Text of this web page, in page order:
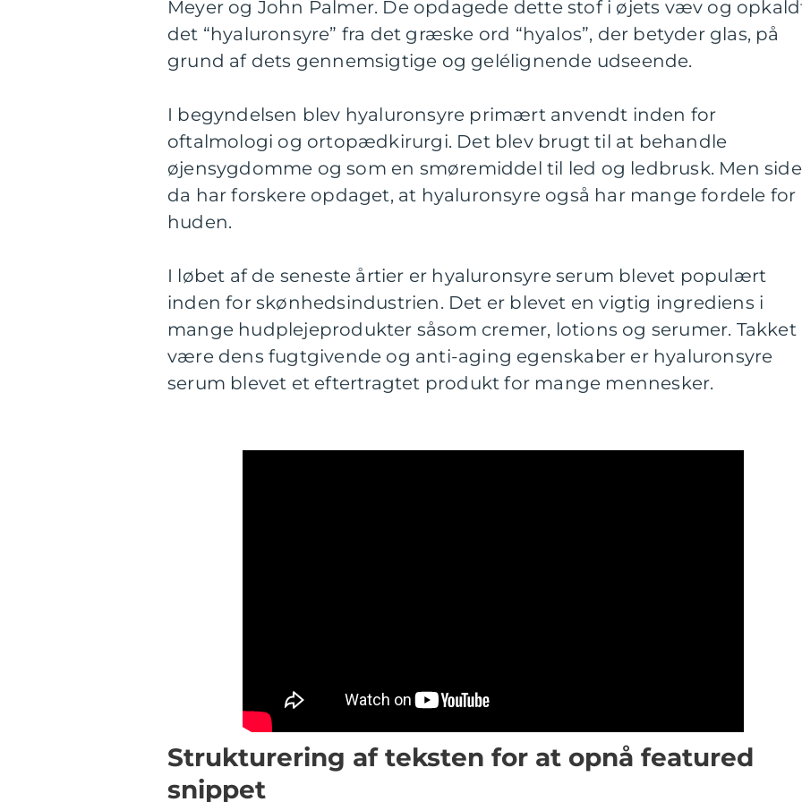
Meyer og John Palmer. De opdagede dette stof i øjets væv og
det “hyaluronsyre” fra det græske ord “hyalos”, der betyder glas, på
grund af dets gennemsigtige og gelélignende udseende.
I begyndelsen blev hyaluronsyre primært anvendt inden for
oftalmologi og ortopædkirurgi. Det blev brugt til at behandle
øjensygdomme og som en smøremiddel til led og ledbrusk. Men
da har forskere opdaget, at hyaluronsyre også har mange fordele for
huden.
I løbet af de seneste årtier er hyaluronsyre serum blevet populært
inden for skønhedsindustrien. Det er blevet en vigtig ingrediens i
mange hudplejeprodukter såsom cremer, lotions og serumer. Takket
være dens fugtgivende og anti-aging egenskaber er hyaluronsyre
serum blevet et eftertragtet produkt for mange mennesker.
Strukturering af teksten for at opnå featured
snippet